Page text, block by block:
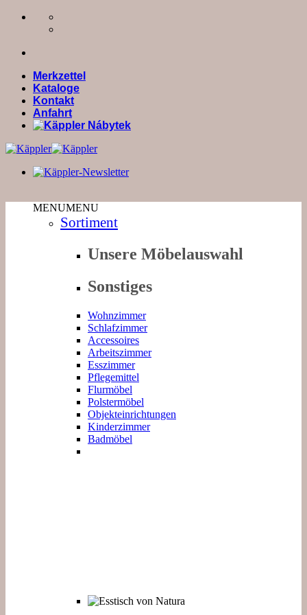
Zum
Merkzettel
Kataloge
Kontakt
Anfahrt
MENUMENU
Sortiment
Unsere Möbelauswahl
Sonstiges
Wohnzimmer
Schlafzimmer
Accessoires
Arbeitszimmer
Esszimmer
Pflegemittel
Flurmöbel
Polstermöbel
Objekteinrichtungen
Kinderzimmer
Badmöbel